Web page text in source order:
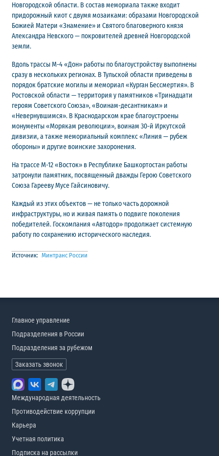
Новгородской области. В состав мемориала также входит
придорожный киот с двумя мозаиками: образами Новгородской
Божией Матери «Знамение» и Святого благоверного князя
Александра Невского — покровителей древней Новгородской
земли.
Вдоль трассы М-4 «Дон» работы по благоустройству выполнены
сразу в нескольких регионах. В Тульской области приведены в
порядок братские могилы и мемориал «Курган Бессмертия». В
Ростовской области — территория у памятников «Тринадцати
героям Советского Союза», «Воинам-десантникам» и
«Невернувшимся». В Краснодарском крае благоустроены
монументы «Морякам революции», воинам 30-й Иркутской
дивизии, а также мемориальный комплекс «Линия — рубеж
обороны» и другие воинские захоронения.
На трассе М-12 «Восток» в Республике Башкортостан работы
затронули памятник, посвященный дважды Герою Советского
Союза Гарееву Мусе Гайсиновичу.
Каждый из этих объектов — не только часть дорожной
инфраструктуры, но и живая память о подвиге поколения
победителей. Госкомпания «Автодор» продолжает системную
работу по сохранению исторического наследия.
Источник: Минтранс России
Главное управление
Подразделения в России
Подразделения за рубежом
Заказать звонок
Международная деятельность
Противодействие коррупции
Карьера
Учетная политика
Подписка на рассылки